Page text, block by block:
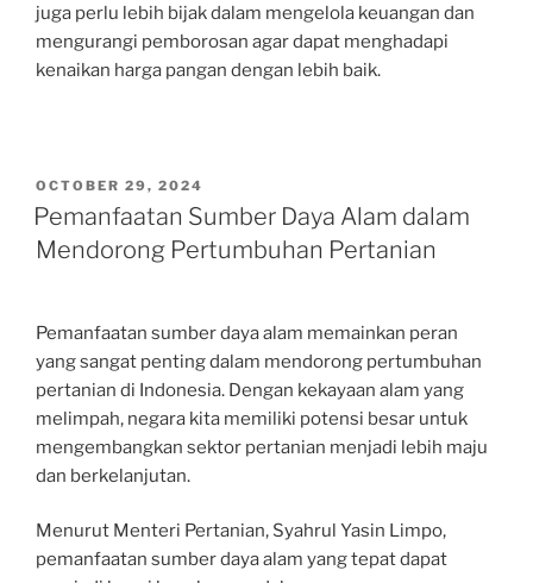
juga perlu lebih bijak dalam mengelola keuangan dan
mengurangi pemborosan agar dapat menghadapi
kenaikan harga pangan dengan lebih baik.
POSTED
ON
OCTOBER 29, 2024
Pemanfaatan Sumber Daya Alam dalam
Mendorong Pertumbuhan Pertanian
Pemanfaatan sumber daya alam memainkan peran
yang sangat penting dalam mendorong pertumbuhan
pertanian di Indonesia. Dengan kekayaan alam yang
melimpah, negara kita memiliki potensi besar untuk
mengembangkan sektor pertanian menjadi lebih maju
dan berkelanjutan.
Menurut Menteri Pertanian, Syahrul Yasin Limpo,
pemanfaatan sumber daya alam yang tepat dapat